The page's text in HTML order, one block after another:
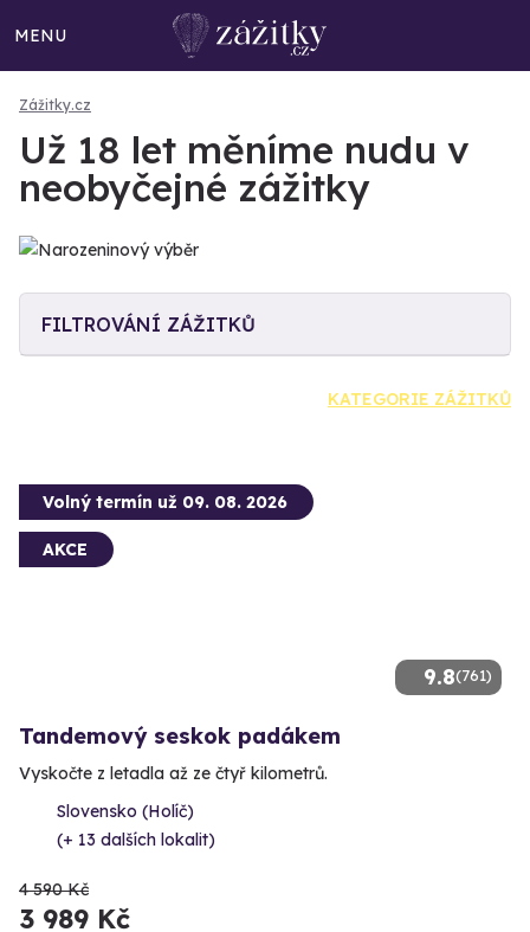
MENU
Zážitky.cz
Už 18 let měníme nudu v
neobyčejné zážitky
FILTROVÁNÍ ZÁŽITKŮ
KATEGORIE ZÁŽITKŮ
9.8(761)
Volný termín už 09. 08. 2026
AKCE
Tandemový seskok padákem
Vyskočte z letadla až ze čtyř kilometrů.
Slovensko (Holíč)
(+ 13 dalších lokalit)
4 590 Kč
3 989 Kč